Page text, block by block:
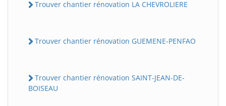
Trouver chantier rénovation LA CHEVROLIERE
Trouver chantier rénovation GUEMENE-PENFAO
Trouver chantier rénovation SAINT-JEAN-DE-
BOISEAU